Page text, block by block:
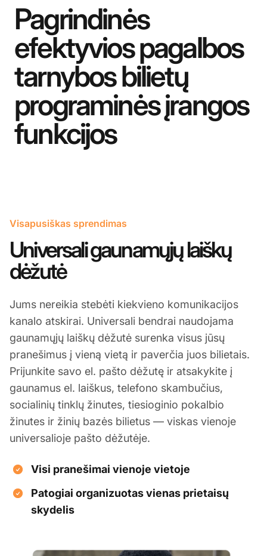
Pagrindinės
efektyvios pagalbos
tarnybos bilietų
programinės įrangos
funkcijos
Visapusiškas sprendimas
Universali gaunamųjų laiškų
dėžutė
Jums nereikia stebėti kiekvieno komunikacijos
kanalo atskirai. Universali bendrai naudojama
gaunamųjų laiškų dėžutė surenka visus jūsų
pranešimus į vieną vietą ir paverčia juos bilietais.
Prijunkite savo el. pašto dėžutę ir atsakykite į
gaunamus el. laiškus, telefono skambučius,
socialinių tinklų žinutes, tiesioginio pokalbio
žinutes ir žinių bazės bilietus — viskas vienoje
universalioje pašto dėžutėje.
Visi pranešimai vienoje vietoje
Patogiai organizuotas vienas prietaisų
skydelis